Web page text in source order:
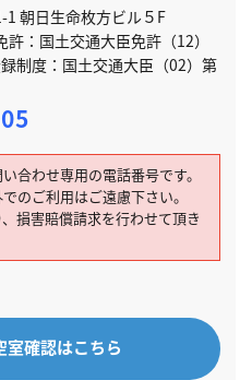
朝日生命枚方ビル５F
：国土交通大臣免許（12）
制度：国土交通大臣（02）第
合わせ専用の電話番号です。
のご利用はご遠慮下さい。
損害賠償請求を行わせて頂き
室確認はこちら